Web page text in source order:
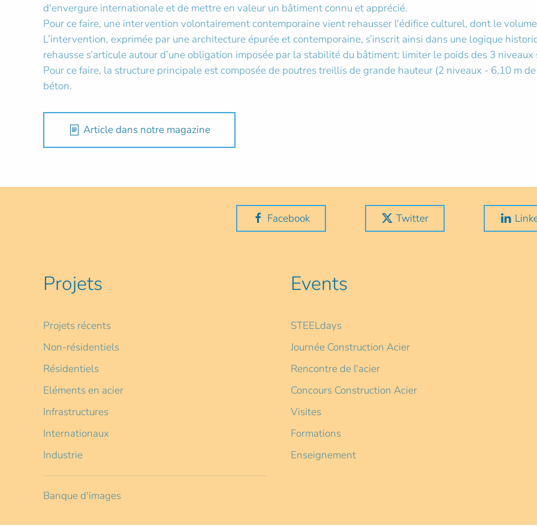
d'envergure internationale et de mettre en valeur un bâtiment connu et apprécié.
Pour ce faire, une intervention volontairement contemporaine vient rehausser l'édifice culturel, dont le
L’intervention, exprimée par une architecture épurée et contemporaine, s’inscrit ainsi dans une logique
rehausse s’articule autour d’une obligation imposée par la stabilité du bâtiment: limiter le poids des 3
Pour ce faire, la structure principale est composée de poutres treillis de grande hauteur (2 niveaux - 6,10 m
béton.
Article dans notre magazine
Facebook Twitter
Projets
Projets récents
Non-résidentiels
Résidentiels
Eléments en acier
Infrastructures
Internationaux
Industrie
Banque d'images
Events
STEELdays
Journée Construction Acier
Rencontre de l'acier
Concours Construction Acier
Visites
Formations
Enseignement